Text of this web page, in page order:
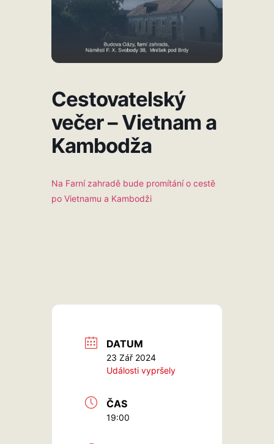
Cestovatelský
večer – Vietnam a
Kambodža
Na Farní zahradě bude promítání o cestě
po Vietnamu a Kambodži
DATUM
23 Zář 2024
Události vypršely
ČAS
19:00